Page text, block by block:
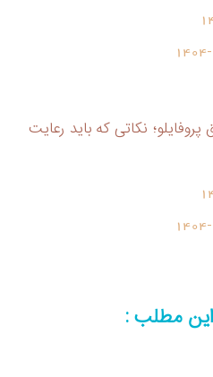
نکاتی که باید رعایت
این مطلب :